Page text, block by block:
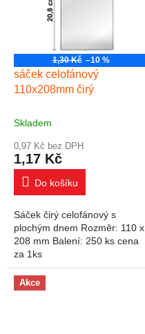
1,30 Kč –10 %
sáček celofánový
110x208mm čirý
Skladem
0,97 Kč bez DPH
1,17 Kč
Do košíku
Sáček čirý celofánový s
plochým dnem Rozměr: 110 x
208 mm Balení: 250 ks cena
za 1ks
Akce